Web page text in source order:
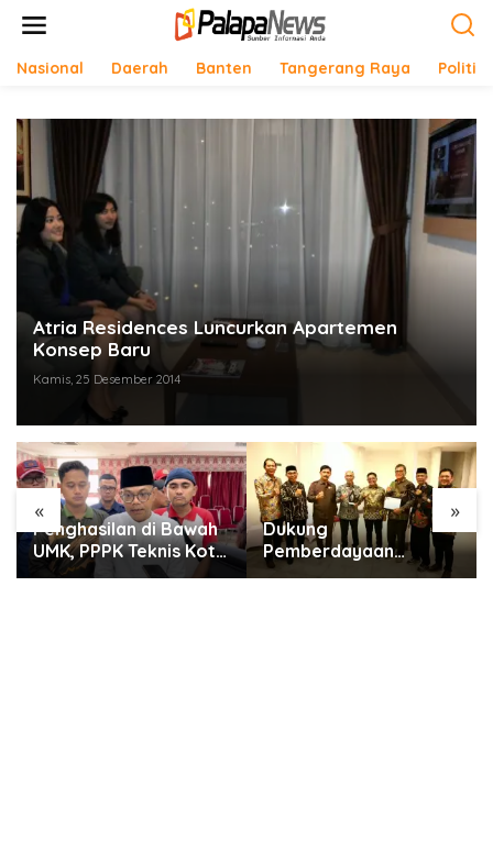
Nasional Daerah Banten Tangerang Raya Politik
Atria Residences Luncurkan Apartemen
Konsep Baru
Kamis, 25 Desember 2014
« »
Dukung
Pemberdayaan
Masyarakat, Pemkot
Peringati HUT ke-25,
Demokrat Kota
Tangerang Bersihkan